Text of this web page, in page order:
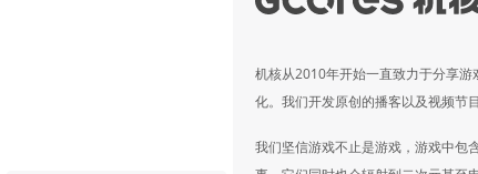
机核从2010年开始一直致力于分享
化。我们开发原创的播客以及视频节
我们坚信游戏不止是游戏，游戏中包